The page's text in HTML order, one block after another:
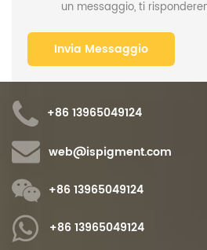
un messaggio, ti
+86 13965049124
web@ispigment.com
+86 13965049124
+86 13965049124